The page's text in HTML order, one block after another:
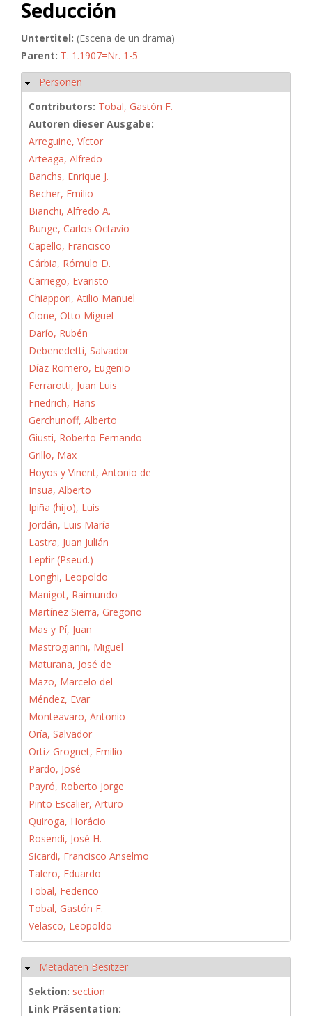
Seducción
Untertitel: (Escena de un drama)
Parent: T. 1.1907=Nr. 1-5
Hide
Personen
Contributors: Tobal, Gastón F.
Autoren dieser Ausgabe:
Arreguine, Víctor
Arteaga, Alfredo
Banchs, Enrique J.
Becher, Emilio
Bianchi, Alfredo A.
Bunge, Carlos Octavio
Capello, Francisco
Cárbia, Rómulo D.
Carriego, Evaristo
Chiappori, Atilio Manuel
Cione, Otto Miguel
Darío, Rubén
Debenedetti, Salvador
Díaz Romero, Eugenio
Ferrarotti, Juan Luis
Friedrich, Hans
Gerchunoff, Alberto
Giusti, Roberto Fernando
Grillo, Max
Hoyos y Vinent, Antonio de
Insua, Alberto
Ipiña (hijo), Luis
Jordán, Luis María
Lastra, Juan Julián
Leptir (Pseud.)
Longhi, Leopoldo
Manigot, Raimundo
Martínez Sierra, Gregorio
Mas y Pí, Juan
Mastrogianni, Miguel
Maturana, José de
Mazo, Marcelo del
Méndez, Evar
Monteavaro, Antonio
Oría, Salvador
Ortiz Grognet, Emilio
Pardo, José
Payró, Roberto Jorge
Pinto Escalier, Arturo
Quiroga, Horácio
Rosendi, José H.
Sicardi, Francisco Anselmo
Talero, Eduardo
Tobal, Federico
Tobal, Gastón F.
Velasco, Leopoldo
Hide
Metadaten Besitzer
Sektion: section
Link Präsentation: